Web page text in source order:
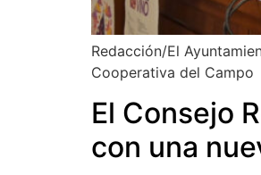
Redacción/El
Cooperativa del Campo
El Consejo
con una